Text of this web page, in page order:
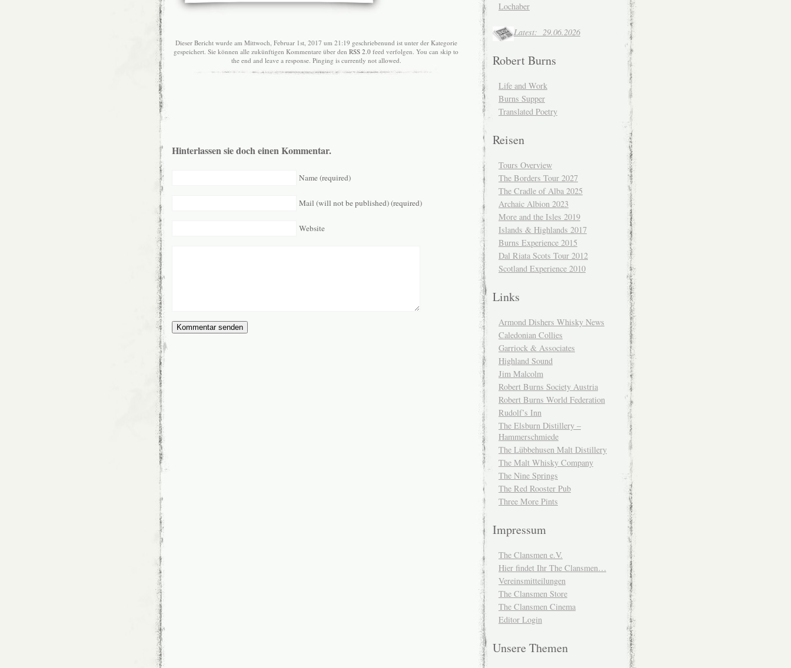
Dieser Bericht wurde am Mittwoch, Februar 1st, 2017 um 21:19 geschriebenund ist unter der Kategorie
gespeichert. Sie können alle zukünftigen Kommentare über den RSS 2.0 feed verfolgen. You can skip to
the end and leave a response. Pinging is currently not allowed.
Hinterlassen sie doch einen Kommentar.
Name (required)
Mail (will not be published) (required)
Website
Lochaber
Latest: 29.06.2026
Robert Burns
Life and Work
Burns Supper
Translated Poetry
Reisen
Tours Overview
The Borders Tour 2027
The Cradle of Alba 2025
Archaic Albion 2023
More and the Isles 2019
Islands & Highlands 2017
Burns Experience 2015
Dal Riata Scots Tour 2012
Scotland Experience 2010
Links
Armond Dishers Whisky News
Caledonian Collies
Garriock & Associates
Highland Sound
Jim Malcolm
Robert Burns Society Austria
Robert Burns World Federation
Rudolf’s Inn
The Elsburn Distillery –
Hammerschmiede
The Lübbehusen Malt Distillery
The Malt Whisky Company
The Nine Springs
The Red Rooster Pub
Three More Pints
Impressum
The Clansmen e.V.
Hier findet Ihr The Clansmen…
Vereinsmitteilungen
The Clansmen Store
The Clansmen Cinema
Editor Login
Unsere Themen